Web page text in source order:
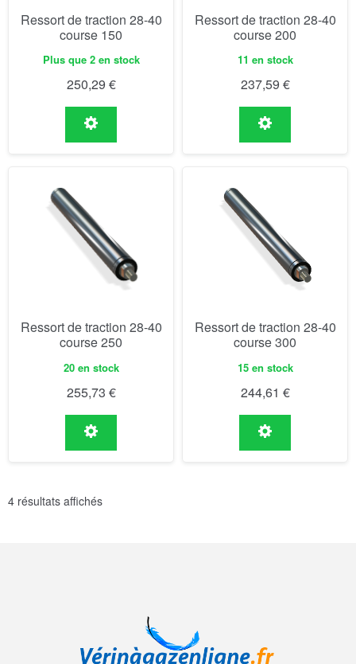
Ressort de traction 28-40
course 150
Plus que 2 en stock
250,29 €
Ressort de traction 28-40
course 200
11 en stock
237,59 €
Ressort de traction 28-40
course 250
20 en stock
255,73 €
Ressort de traction 28-40
course 300
15 en stock
244,61 €
4 résultats affichés